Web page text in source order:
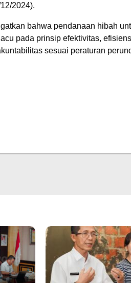
2024).
bahwa pendanaan hibah
pada prinsip efektivitas,
sesuai peraturan